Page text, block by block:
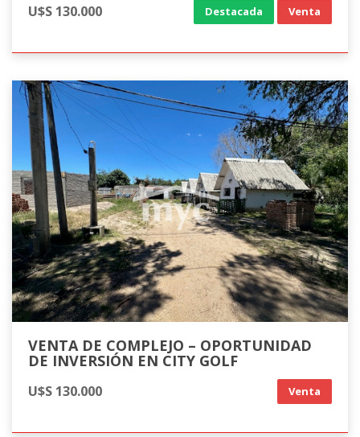
U$S 130.000 Destacada Venta
VENTA DE COMPLEJO – OPORTUNIDAD
DE INVERSIÓN EN CITY GOLF
U$S 130.000 Venta